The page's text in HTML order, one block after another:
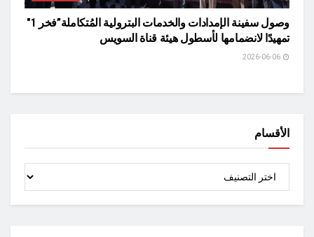
وصول سفينة الإمدادات والخدمات البترولية المُتكاملة”فخر 1″
تمهيدًا لانضمامها لأسطول هيئة قناة السويس
الأقسام